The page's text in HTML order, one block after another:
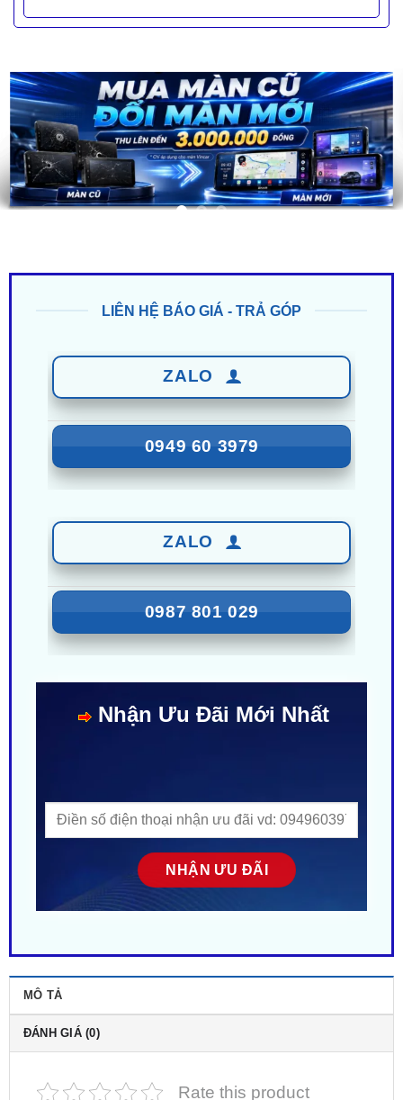
0949 60 3979
0987 801 029
ĐÁNH GIÁ (0)